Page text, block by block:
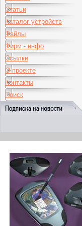
Статьи
Каталог устройств
Файлы
Фирм - инфо
Ссылки
О проекте
Контакты
Поиск